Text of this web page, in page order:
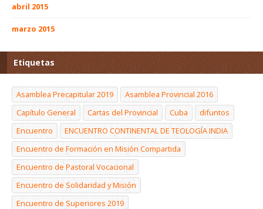
abril 2015
marzo 2015
Etiquetas
Asamblea Precapitular 2019
Asamblea Provincial 2016
Capítulo General
Cartas del Provincial Cuba
difuntos
Encuentro
ENCUENTRO CONTINENTAL DE TEOLOGÍA INDIA
Encuentro de Formación en Misión Compartida
Encuentro de Pastoral Vocacional
Encuentro de Solidaridad y Misión
Encuentro de Superiores 2019